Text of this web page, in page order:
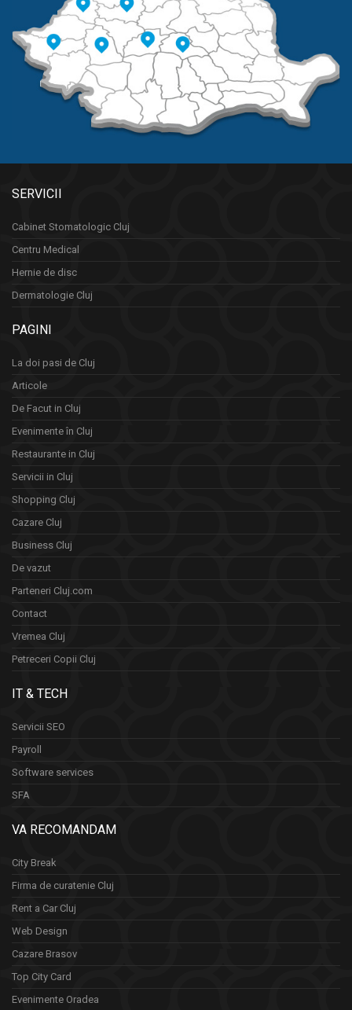
SERVICII
Cabinet Stomatologic Cluj
Centru Medical
Hernie de disc
Dermatologie Cluj
PAGINI
La doi pasi de Cluj
Articole
De Facut in Cluj
Evenimente în Cluj
Restaurante in Cluj
Servicii in Cluj
Shopping Cluj
Cazare Cluj
Business Cluj
De vazut
Parteneri Cluj.com
Contact
Vremea Cluj
Petreceri Copii Cluj
IT & TECH
Servicii SEO
Payroll
Software services
SFA
VA RECOMANDAM
City Break
Firma de curatenie Cluj
Rent a Car Cluj
Web Design
Cazare Brasov
Top City Card
Evenimente Oradea